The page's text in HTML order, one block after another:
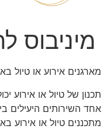
מיניבוס
מארגנים אירוע או טיול
תכנון של טיול או אירוע
אחד השירותים היעילים
מתכננים טיול או אירוע